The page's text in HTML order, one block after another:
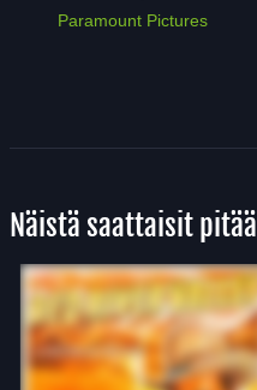
Paramount Pictures
Näistä saattaisit pitää